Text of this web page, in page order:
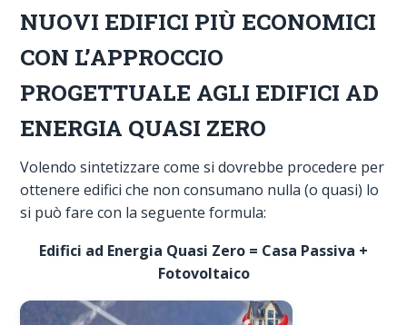
NUOVI EDIFICI PIÙ ECONOMICI
CON L’APPROCCIO
PROGETTUALE AGLI EDIFICI AD
ENERGIA QUASI ZERO
Volendo sintetizzare come si dovrebbe procedere per
ottenere edifici che non consumano nulla (o quasi) lo
si può fare con la seguente formula:
Edifici ad Energia Quasi Zero = Casa Passiva +
Fotovoltaico